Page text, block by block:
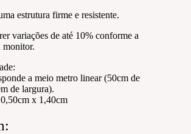
estrutura firme e resistente.
variações de até 10% conforme a
monitor.
a meio metro linear (50cm de
de largura).
x 1,40cm